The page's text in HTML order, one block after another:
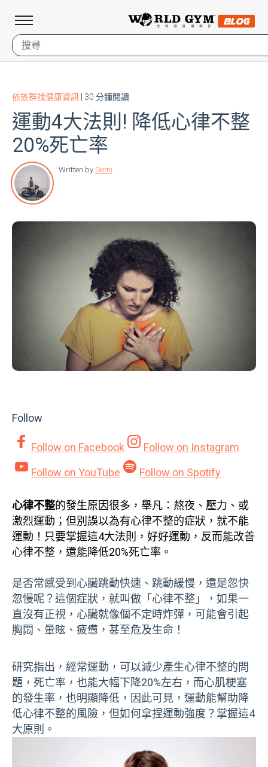
依族群找健康資訊 | 30 分鐘閱讀
運動4大法則! 降低心律不整
20%死亡率
Written by Demi
Follow
Follow on Facebook Follow on Instagram
Follow on YouTube Follow on Spotify
心律不整的發生原因很多，舉凡：熬夜、壓力、或
激烈運動；但別誤以為有心律不整的症狀，就不能
運動！只要掌握這4大法則，好好運動，反而能改善
心律不整，還能降低20%死亡率。
是否常感受到心臟跳動快速、跳動緩慢，還是忽快
忽慢呢？這個症狀，就叫做「心律不整」，如果一
直沒有正視，心臟就像個不定時炸彈，可能會引起
胸悶、暈眩、疲憊，甚至危及生命！
研究指出，經常運動，可以減少產生心律不整的問
題，死亡率，也能大幅下降20%左右，而心肌梗塞
的發生率，也明顯降低，因此可見，運動能幫助降
低心律不整的風險，但如何拿捏運動強度？掌握這4
大原則。